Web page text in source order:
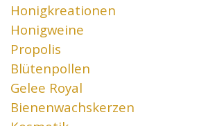
Honigkreationen
Honigweine
Propolis
Blütenpollen
Gelee Royal
Bienenwachskerzen